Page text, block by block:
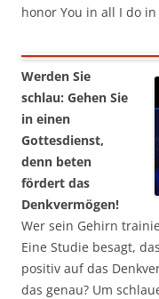
honor You in all I do in
Werden Sie
schlau: Gehen Sie
in einen
Gottesdienst,
denn beten
fördert das
Denkvermögen!
Wer sein Gehirn
Eine Studie besagt,
positiv auf das
das genau? Um